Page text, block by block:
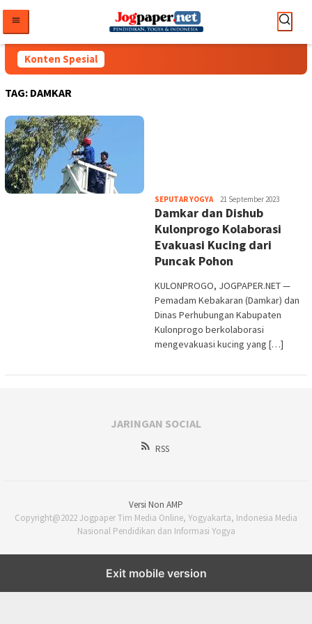
konten
Konten Spesial
TAG: DAMKAR
SEPUTAR YOGYAHeri
Purwata
21 September 2023
Damkar dan Dishub
Kulonprogo Kolaborasi
Evakuasi Kucing dari
Puncak Pohon
KULONPROGO, JOGPAPER.NET —
Pemadam Kebakaran (Damkar) dan
Dinas Perhubungan Kabupaten
Kulonprogo berkolaborasi
mengevakuasi kucing yang […]
JARINGAN SOCIAL
RSS
Versi Non AMP
Copyright@2022 Jogpaper Tim Media Online, Yogyakarta, Indonesia Media
Nasional Pendidikan dan Informasi Yogya
Exit mobile version